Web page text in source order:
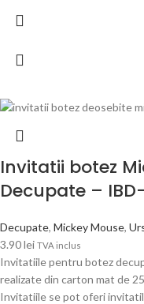
Invitatii botez
Decupate –
Decupate, Mickey Mouse,
3.90lei TVA inclus
Invitatiile pentru botez
realizate din carton mat de
Invitatiile se pot oferi